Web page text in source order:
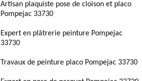
Artisan plaquiste pose de cloison et placo
Pompejac 33730
Expert en plâtrerie peinture Pompejac
33730
Travaux de peinture placo Pompejac 33730